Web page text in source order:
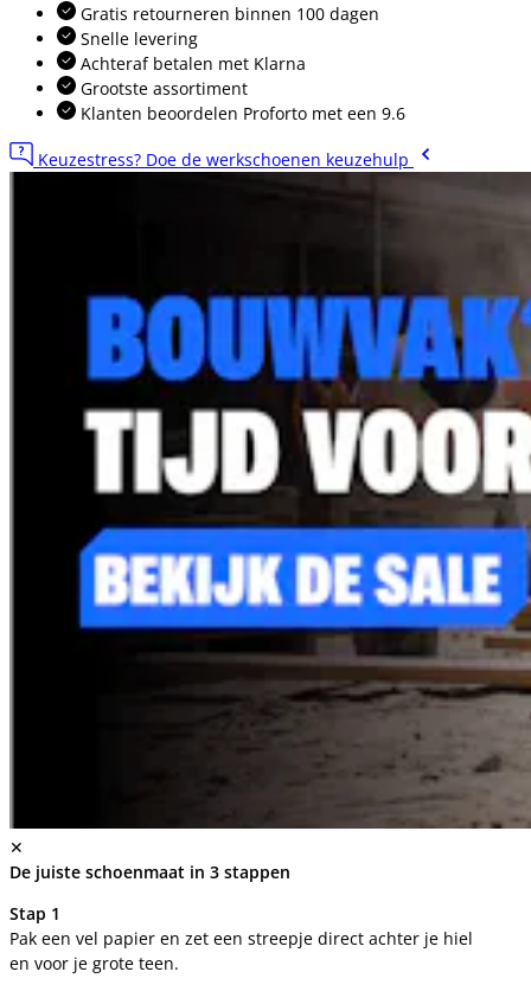
Gratis retourneren binnen 100 dagen
Snelle levering
Achteraf betalen met Klarna
Grootste assortiment
Klanten beoordelen Proforto met een 9.6
Keuzestress? Doe de werkschoenen keuzehulp
✕
De juiste schoenmaat in 3 stappen
Stap 1
Pak een vel papier en zet een streepje direct achter je hiel
en voor je grote teen.